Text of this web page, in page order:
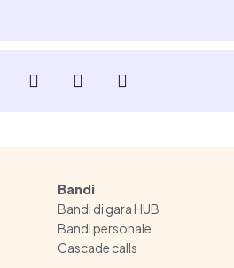
Bandi
Bandi di gara HUB
Bandi personale
Cascade calls